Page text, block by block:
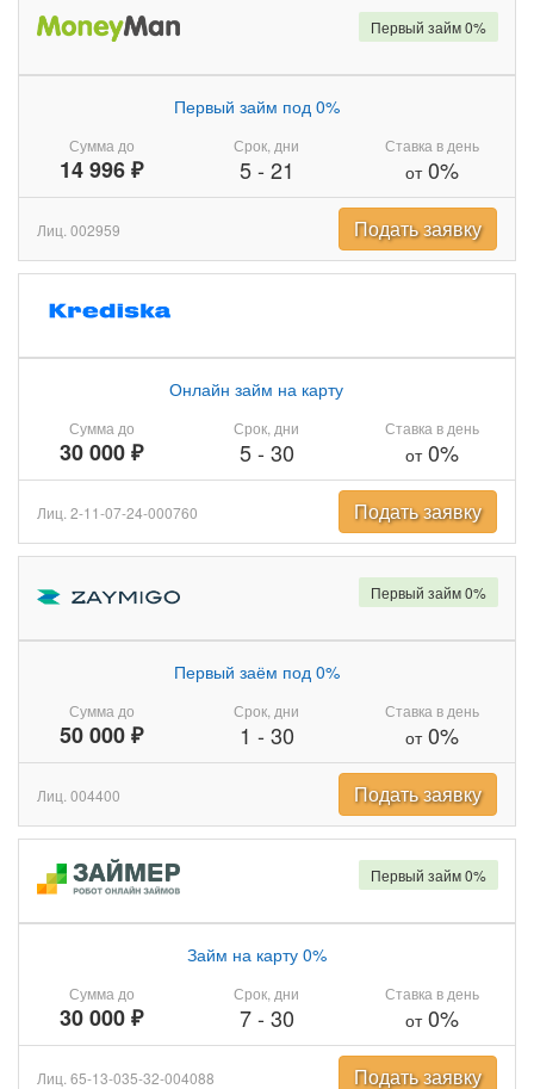
Сумма до
14 996 ₽
Первый займ под 0%
Срок, дни
5- 21
Ставка в день
от0%
Первый займ 0%
Лиц. 002959 Подать заявку
Сумма до
30 000 ₽
Онлайн займ на карту
Срок, дни
5- 30
Ставка в день
от0%
Лиц. 2-11-07-24-000760 Подать заявку
Сумма до
50 000 ₽
Первый заём под 0%
Срок, дни
1 - 30
Ставка в день
от0%
Первый займ 0%
Лиц. 004400 Подать заявку
Сумма до
30 000 ₽
Займ на карту 0%
Срок, дни
7- 30
Ставка в день
от0%
Первый займ 0%
Лиц. 65-13-035-32-004088 Подать заявку